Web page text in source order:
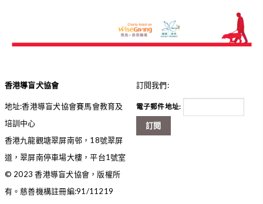
香港導盲犬協會
地址:香港導盲犬協會賽馬會教育及
培訓中心
香港九龍觀塘翠屏南邨，18號翠屏
道，翠屏南停車場大樓，平台1號室
© 2023 香港導盲犬協會，版權所
有。慈善機構註冊編:91/11219
訂閱我們:
電子郵件地址:
訂閱